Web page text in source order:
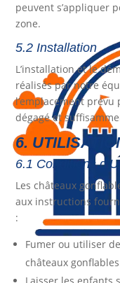
peuvent s’appliquer
zone.
5.2 Installation
L’installation et le
réalisés par notre
l’emplacement
dégagé et
6.
6.1 Conditions
Les châteaux
aux instructions
:
Fumer ou utiliser
châteaux